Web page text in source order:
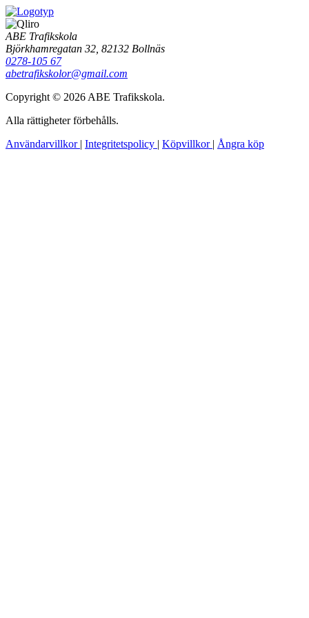
ABE Trafikskola
Björkhamregatan 32, 82132 Bollnäs
0278-105 67
abetrafikskolor@gmail.com
Copyright © 2026 ABE Trafikskola.
Alla rättigheter förbehålls.
Användarvillkor | Integritetspolicy | Köpvillkor | Ångra köp